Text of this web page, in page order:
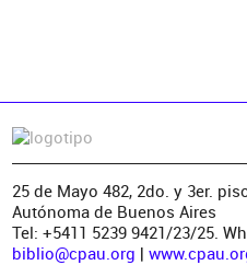
25 de Mayo 482, 2do. y 3er.
Autónoma de Buenos Aires
Tel: +5411 5239 9421/23/25.
biblio@cpau.org |